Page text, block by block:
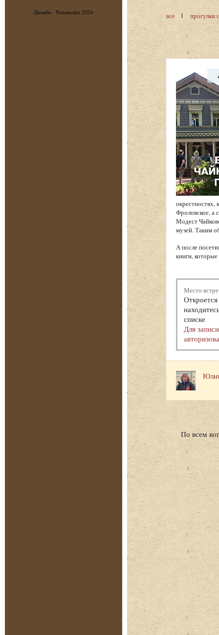
Дизайн - Notamedia 2026 все прогулки
окрестностях,
Фроловское, а
Модест
музей. Таким
А после
книги,
Место
списке
Для
По всем